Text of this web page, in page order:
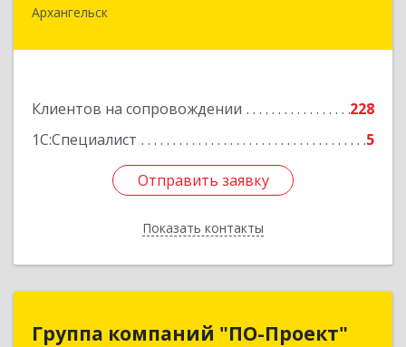
Архангельск
Клиентов на сопровождении
228
1С:Специалист
5
Отправить заявку
Показать контакты
163001, Архангельская обл, Архангельск г,
Подробнее
Отправить заявку
Назад
Группа компаний "ПО-Проект"
Группа компаний "ПО-Проект"